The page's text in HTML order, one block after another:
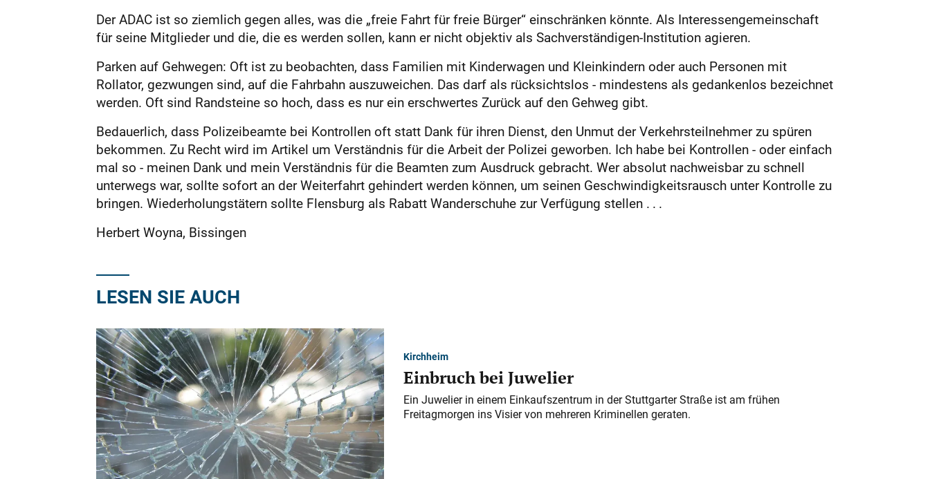
Der ADAC ist so ziemlich gegen alles, was die „freie Fahrt für freie Bürger“ einschränken könnte. Als Interessengemeinschaft
für seine Mitglieder und die, die es werden sollen, kann er nicht objektiv als Sachverständigen-Institution agieren.
Parken auf Gehwegen: Oft ist zu beobachten, dass Familien mit Kinderwagen und Kleinkindern oder auch Personen mit
Rollator, gezwungen sind, auf die Fahrbahn auszuweichen. Das darf als rücksichtslos - mindestens als gedankenlos bezeichnet
werden. Oft sind Randsteine so hoch, dass es nur ein erschwertes Zurück auf den Gehweg gibt.
Bedauerlich, dass Polizeibeamte bei Kontrollen oft statt Dank für ihren Dienst, den Unmut der Verkehrsteilnehmer zu spüren
bekommen. Zu Recht wird im Artikel um Verständnis für die Arbeit der Polizei geworben. Ich habe bei Kontrollen - oder einfach
mal so - meinen Dank und mein Verständnis für die Beamten zum Ausdruck gebracht. Wer absolut nachweisbar zu schnell
unterwegs war, sollte sofort an der Weiterfahrt gehindert werden können, um seinen Geschwindigkeitsrausch unter Kontrolle zu
bringen. Wiederholungstätern sollte Flensburg als Rabatt Wanderschuhe zur Verfügung stellen . . .
Herbert Woyna, Bissingen
LESEN SIE AUCH
Kirchheim
Einbruch bei Juwelier
Ein Juwelier in einem Einkaufszentrum in der Stuttgarter Straße ist am frühen
Freitagmorgen ins Visier von mehreren Kriminellen geraten.